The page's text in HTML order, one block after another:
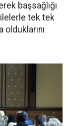
başsağlığı
tek tek
olduklarını